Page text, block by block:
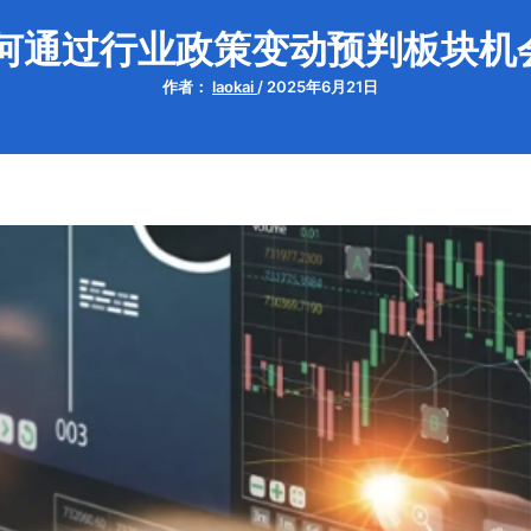
通过行业政策变动预判板块机
作者： laokai / 2025年6月21日